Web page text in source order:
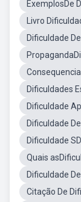
ExemplosDe
Livro
Dificuldade
Dificuldades
Dificuldade
Dificuldade
Dificuldade
Quais
Dificuldade
Citação De